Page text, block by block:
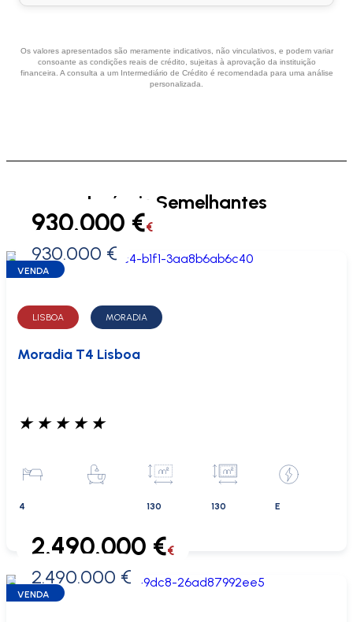
Os valores apresentados são meramente indicativos, não vinculativos, e podem variar
consoante as condições reais de crédito, sujeitas à aprovação da instituição
financeira. A consulta a um Intermediário de Crédito é recomendada para uma análise
personalizada.
Imóveis Semelhantes
0 €
930.000 €€
930.000 €
VENDA
LISBOA MORADIA
Moradia T4 Lisboa
★ ★ ★ ★ ★
4 130 130 E
0 €
2.490.000 €€
2.490.000 €
VENDA